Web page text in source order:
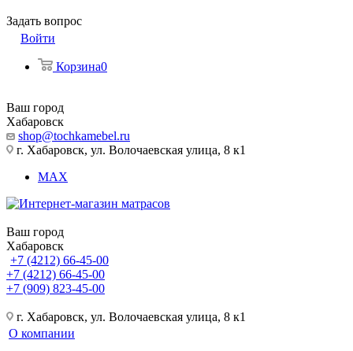
Задать вопрос
Войти
Корзина0
Ваш город
Хабаровск
shop@tochkamebel.ru
г. Хабаровск, ул. Волочаевская улица, 8 к1
MAX
Ваш город
Хабаровск
+7 (4212) 66-45-00
+7 (4212) 66-45-00
+7 (909) 823-45-00
г. Хабаровск, ул. Волочаевская улица, 8 к1
О компании